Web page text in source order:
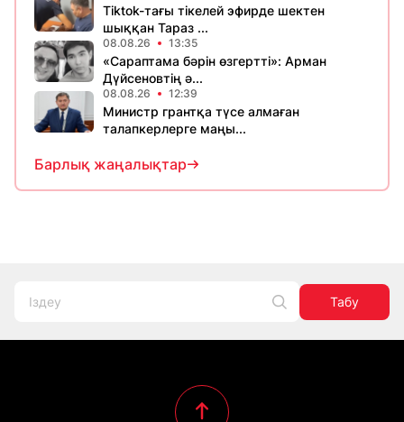
Tiktok-тағы тікелей эфирде шектен
шыққан Тараз ...
08.08.26 13:35
«Сараптама бәрін өзгертті»: Арман
Дүйсеновтің ә...
08.08.26 12:39
Министр грантқа түсе алмаған
талапкерлерге маңы...
Барлық жаңалықтар
Табу